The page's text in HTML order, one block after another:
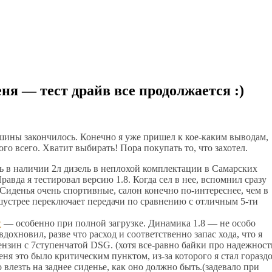
— тест драйв все продолжается :)
закончилось. Конечно я уже пришел к кое-каким выводам,
всего. Хватит выбирать! Пора покупать то, что захотел.
в наличии 2л дизель в неплохой комплектации в Самарских
я тестировал версию 1.8. Когда сел в нее, вспомнил сразу
очень спортивные, салон конечно по-интереснее, чем в
переключает передачи по сравнению с отличным 5-ти
— особенно при полной загрузке. Динамика 1.8 — не особо
разве что расход и соответственно запас хода, что я
с 7ступенчатой DSG. (хотя все-равно байки про
было критическим пунктом, из-за которого я стал гораздо
на заднее сиденье, как оно должно быть.(задевало при